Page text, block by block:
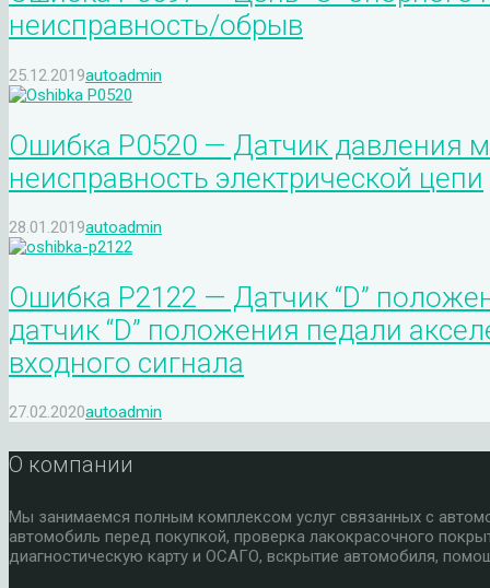
неисправность/обрыв
25.12.2019autoadmin
Ошибка P0520 — Датчик давления
неисправность электрической цепи
28.01.2019autoadmin
Ошибка P2122 — Датчик “D”
датчик “D” положения педали
входного сигнала
27.02.2020autoadmin
О компании
Мы занимаемся полным комплексом услуг связанных с
автомобиль перед покупкой, проверка лакокрасочного
диагностическую карту и ОСАГО, вскрытие автомобиля,